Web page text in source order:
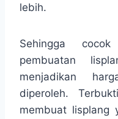
lebih.
Sehingga
pembuatan
menjadikan
diperoleh.
membuat lisplang